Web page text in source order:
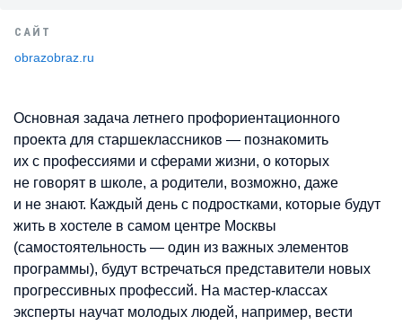
САЙТ
obrazobraz.ru
Основная задача летнего профориентационного
проекта для старшеклассников — познакомить
их с профессиями и сферами жизни, о которых
не говорят в школе, а родители, возможно, даже
и не знают. Каждый день с подростками, которые будут
жить в хостеле в самом центре Москвы
(самостоятельность — один из важных элементов
программы), будут встречаться представители новых
прогрессивных профессий. На мастер-классах
эксперты научат молодых людей, например, вести